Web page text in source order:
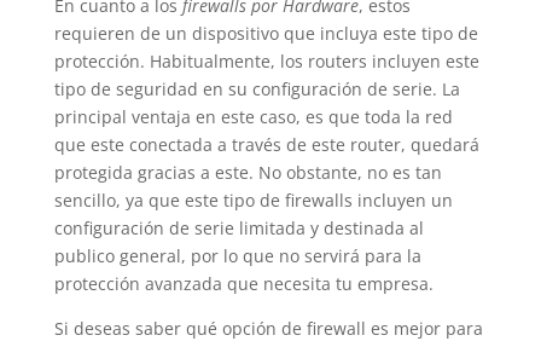
En cuanto a los firewalls por Hardware, estos
requieren de un dispositivo que incluya este tipo de
protección. Habitualmente, los routers incluyen este
tipo de seguridad en su configuración de serie. La
principal ventaja en este caso, es que toda la red
que este conectada a través de este router, quedará
protegida gracias a este. No obstante, no es tan
sencillo, ya que este tipo de firewalls incluyen un
configuración de serie limitada y destinada al
publico general, por lo que no servirá para la
protección avanzada que necesita tu empresa.
Si deseas saber qué opción de firewall es mejor para